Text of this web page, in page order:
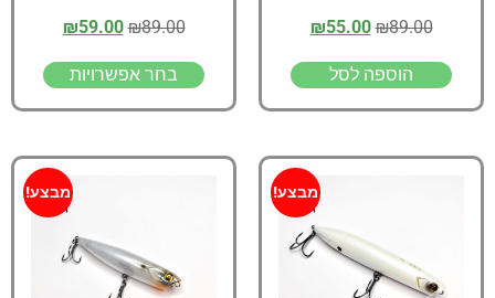
₪89.00
₪55.00
הוספה לסל
₪89.00
₪59.00
בחר אפשרויות
מבצע! מבצע!